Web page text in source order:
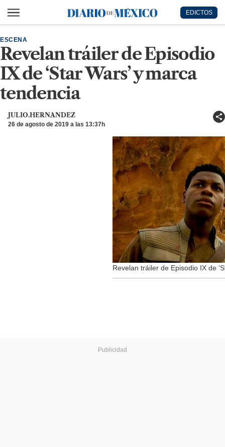
Diario de México
EDICTOS
Revelan tráiler de Episodio
IX de ‘Star Wars’ y marca
tendencia
ESCENA
JULIO.HERNANDEZ
26 de agosto de 2019 a las 13:37h
Revelan tráiler de Episodio IX de